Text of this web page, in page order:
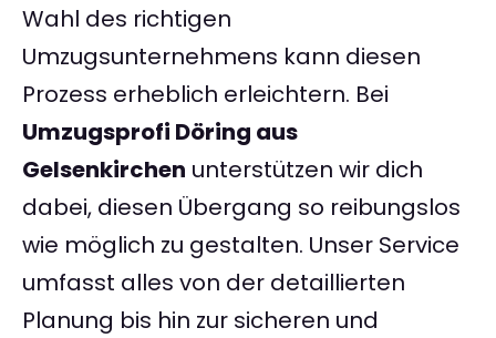
Wahl des richtigen
Umzugsunternehmens kann diesen
Prozess erheblich erleichtern. Bei
Umzugsprofi Döring aus
Gelsenkirchen unterstützen wir dich
dabei, diesen Übergang so reibungslos
wie möglich zu gestalten. Unser Service
umfasst alles von der detaillierten
Planung bis hin zur sicheren und